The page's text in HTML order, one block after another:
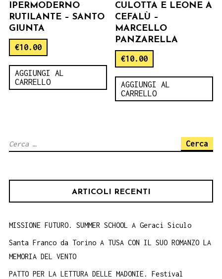
IPERMODERNO
RUTILANTE – SANTO
GIUNTA
€10.00
AGGIUNGI AL
CARRELLO
CULOTTA E LEONE A
CEFALÙ –
MARCELLO
PANZARELLA
€10.00
AGGIUNGI AL
CARRELLO
Ricerca
ARTICOLI RECENTI
MISSIONE FUTURO. SUMMER SCHOOL A Geraci Siculo
Santa Franco da Torino A TUSA CON IL SUO ROMANZO LA
MEMORIA DEL VENTO
PATTO PER LA LETTURA DELLE MADONIE. Festival